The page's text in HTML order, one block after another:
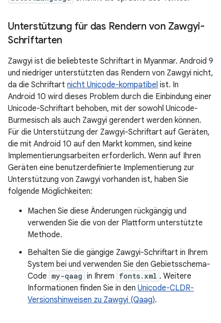
Unterstützung für das Rendern von Zawgyi-
Schriftarten
Zawgyi ist die beliebteste Schriftart in Myanmar. Android 9
und niedriger unterstützten das Rendern von Zawgyi nicht,
da die Schriftart nicht Unicode-kompatibel ist. In
Android 10 wird dieses Problem durch die Einbindung einer
Unicode-Schriftart behoben, mit der sowohl Unicode-
Burmesisch als auch Zawgyi gerendert werden können.
Für die Unterstützung der Zawgyi-Schriftart auf Geräten,
die mit Android 10 auf den Markt kommen, sind keine
Implementierungsarbeiten erforderlich. Wenn auf Ihren
Geräten eine benutzerdefinierte Implementierung zur
Unterstützung von Zawgyi vorhanden ist, haben Sie
folgende Möglichkeiten:
Machen Sie diese Änderungen rückgängig und
verwenden Sie die von der Plattform unterstützte
Methode.
Behalten Sie die gängige Zawgyi-Schriftart in Ihrem
System bei und verwenden Sie den Gebietsschema-
Code my-qaag in Ihrem fonts.xml . Weitere
Informationen finden Sie in den Unicode-CLDR-
Versionshinweisen zu Zawgyi (Qaag).